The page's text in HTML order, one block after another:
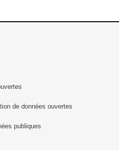
de données ouvertes
publiques